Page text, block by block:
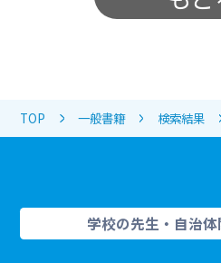
TOP 一般書籍 検索結果
学校の先生・自治